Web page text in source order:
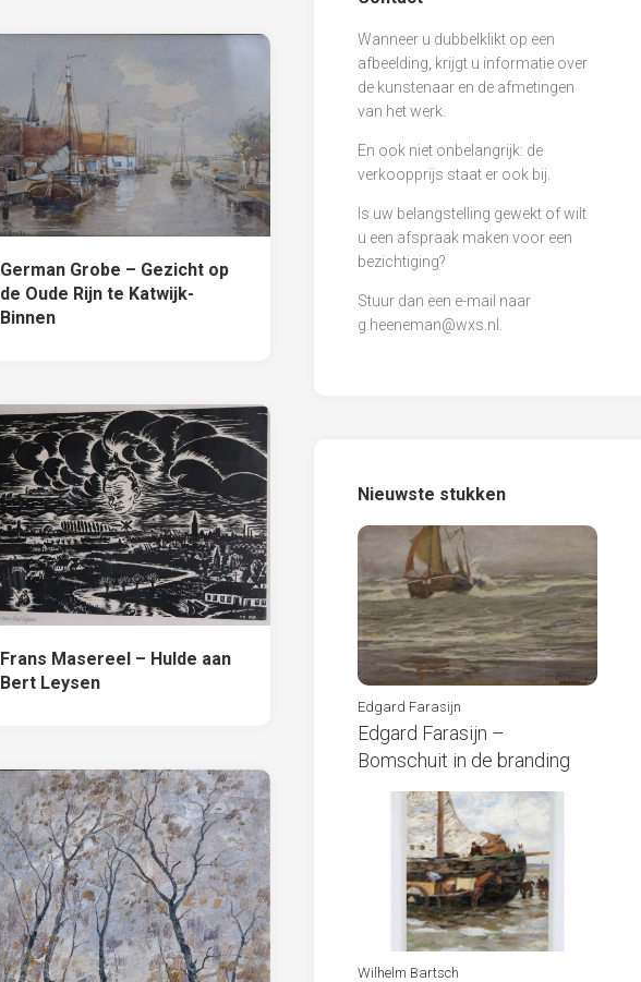
German Grobe – Gezicht op
de Oude Rijn te Katwijk-
Binnen
Frans Masereel – Hulde aan
Bert Leysen
Wanneer u dubbelklikt op een
afbeelding, krijgt u informatie over
de kunstenaar en de afmetingen
van het werk.
En ook niet onbelangrijk: de
verkoopprijs staat er ook bij.
Is uw belangstelling gewekt of wilt
u een afspraak maken voor een
bezichtiging?
Stuur dan een e-mail naar
g.heeneman@wxs.nl
Nieuwste stukken
Edgard Farasijn
Edgard Farasijn –
Bomschuit in de branding
Wilhelm Bartsch